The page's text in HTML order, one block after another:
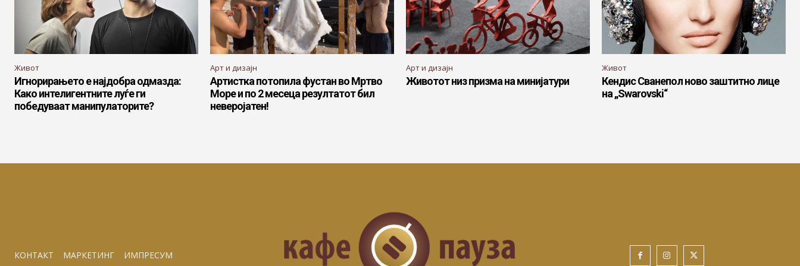
Живот
Игнорирањето е најдобра одмазда:
Како интелигентните луѓе ги
победуваат манипулаторите?
Арт и дизајн
Артистка потопила фустан во Мртво
Море и по 2 месеца резултатот бил
неверојатен!
Арт и дизајн
Животот низ призма на минијатури
Живот
Кендис Сванепол ново заштитно лице
на „Swarovski“
КОНТАКТ МАРКЕТИНГ ИМПРЕСУМ